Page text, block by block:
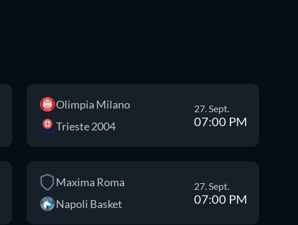
Olimpia Milano
Trieste 2004
27. Sept.
07:00 PM
Maxima Roma
Napoli Basket
27. Sept.
07:00 PM